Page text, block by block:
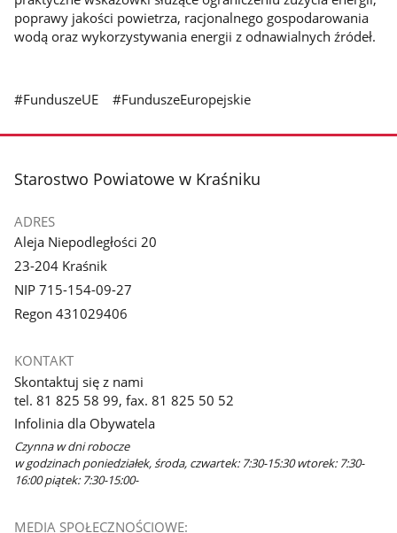
poprawy jakości powietrza, racjonalnego gospodarowania
wodą oraz wykorzystywania energii z odnawialnych źródeł.
#FunduszeUE #FunduszeEuropejskie
stopka
Starostwo Powiatowe w Kraśniku
ADRES
Aleja Niepodległości 20
23-204 Kraśnik
NIP 715-154-09-27
Regon 431029406
KONTAKT
Skontaktuj się z nami
tel. 81 825 58 99, fax. 81 825 50 52
Infolinia dla Obywatela
Czynna w dni robocze
w godzinach poniedziałek, środa, czwartek: 7:30-15:30 wtorek: 7:30-
16:00 piątek: 7:30-15:00-
MEDIA SPOŁECZNOŚCIOWE: